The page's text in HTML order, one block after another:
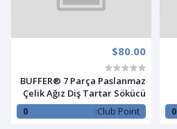
0
$80.00
BUFFER® 7 Parça Paslanmaz
Çelik Ağız Diş Tartar Sökücü
Temizlik Bakım Seti
Club Point:
0